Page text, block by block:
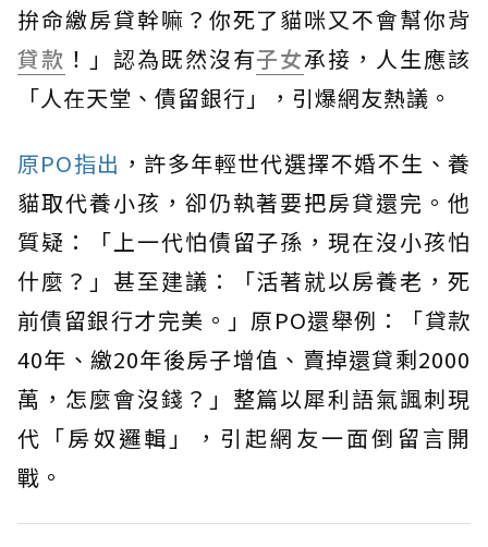
拚命繳房貸幹嘛？你死了貓咪又不會幫你背
貸款 ！」認為既然沒有子女承接，人生應該
「人在天堂、債留銀行」，引爆網友熱議。
原PO指出 ，許多年輕世代選擇不婚不生、養
貓取代養小孩，卻仍執著要把房貸還完。他
質疑：「上一代怕債留子孫，現在沒小孩怕
什麼？」甚至建議：「活著就以房養老，死
前債留銀行才完美。」原PO還舉例：「貸款
40年、繳20年後房子增值、賣掉還貸剩2000
萬，怎麼會沒錢？」整篇以犀利語氣諷刺現
代「房奴邏輯」，引起網友一面倒留言開
戰。